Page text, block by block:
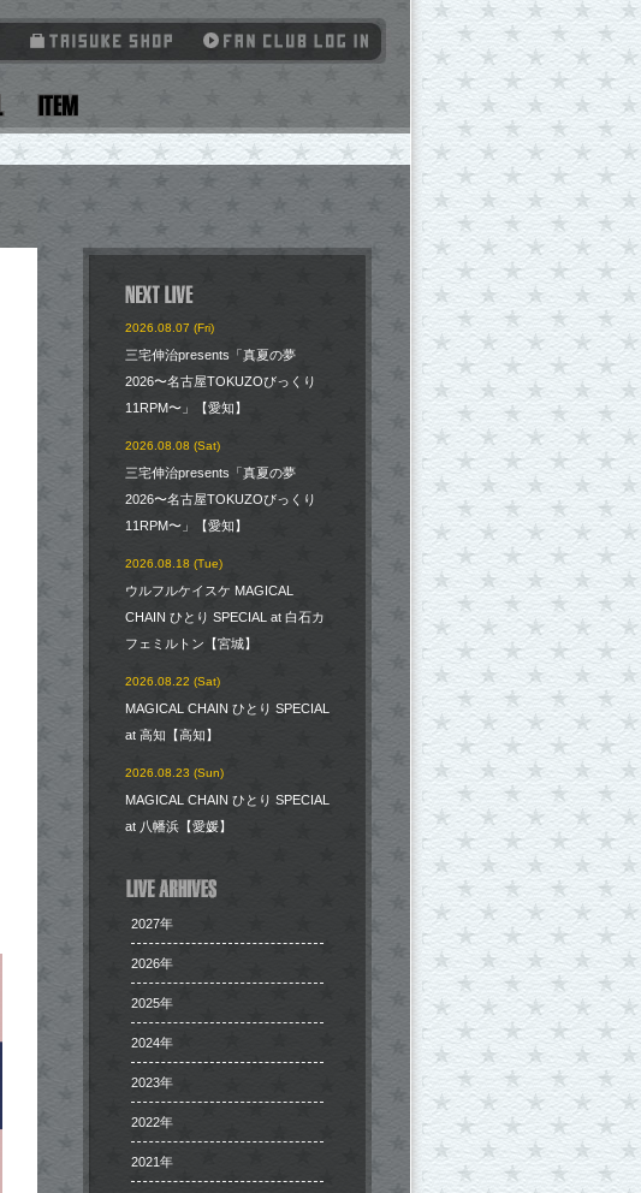
2026.08.07 (Fri)
三宅伸治presents「真夏の夢
2026〜名古屋TOKUZOびっくり
11RPM〜」【愛知】
2026.08.08 (Sat)
三宅伸治presents「真夏の夢
2026〜名古屋TOKUZOびっくり
11RPM〜」【愛知】
2026.08.18 (Tue)
ウルフルケイスケ MAGICAL
CHAIN ひとり SPECIAL at 白石カ
フェミルトン【宮城】
2026.08.22 (Sat)
MAGICAL CHAIN ひとり SPECIAL
at 高知【高知】
2026.08.23 (Sun)
MAGICAL CHAIN ひとり SPECIAL
at 八幡浜【愛媛】
2027年
2026年
2025年
2024年
2023年
2022年
2021年